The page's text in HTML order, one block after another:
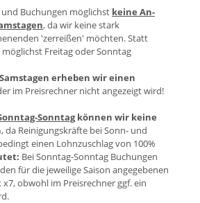
Buchungen möglichst keine An-
, da wir keine stark
'zerreißen' möchten. Statt
Freitag oder Sonntag
erheben wir einen
im Preisrechner nicht angezeigt wird!
Sonntagkönnen wir keine
, da Reinigungskräfte bei Sonn- und
einen Lohnzuschlag von 100%
Bei Sonntag-Sonntag Buchungen
für die jeweilige Saison angegebenen
obwohl im Preisrechner ggf. ein